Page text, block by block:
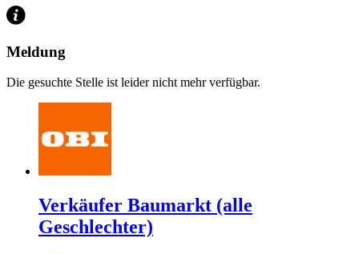
Meldung
Die gesuchte Stelle ist leider nicht mehr verfügbar.
Verkäufer Baumarkt (alle
Geschlechter)